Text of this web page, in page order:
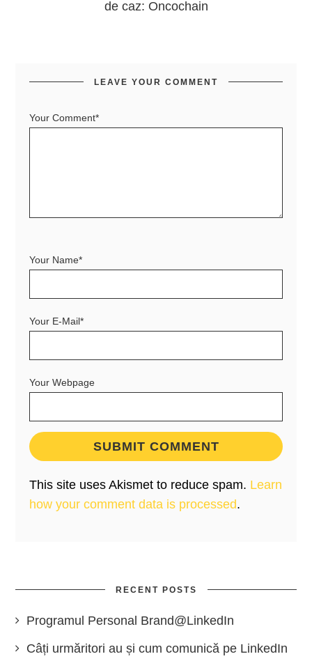
de caz: Oncochain
LEAVE YOUR COMMENT
Your Comment*
Your Name*
Your E-Mail*
Your Webpage
This site uses Akismet to reduce spam. Learn
how your comment data is processed.
RECENT POSTS
Programul Personal Brand@LinkedIn
Câți urmăritori au și cum comunică pe LinkedIn